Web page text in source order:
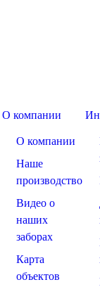
О компании
О компании
Наше
производство
Видео о
наших
заборах
Карта
объектов